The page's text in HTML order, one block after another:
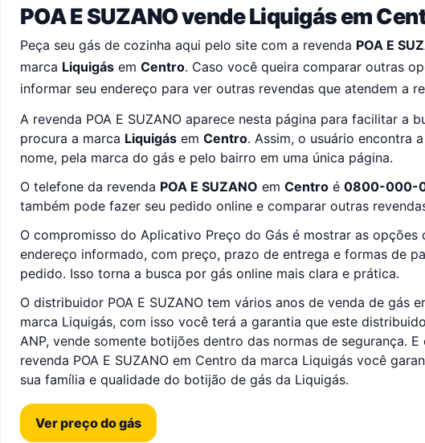
POA E SUZANO vende Liquigás em
Peça seu gás de cozinha aqui pelo site com a revenda POA E
marca Liquigás em Centro. Caso você queira comparar outras
informar seu endereço para ver outras revendas que atendem a
A revenda POA E SUZANO aparece nesta página para facilitar a
procura a marca Liquigás em Centro. Assim, o usuário encontra
nome, pela marca do gás e pelo bairro em uma única página.
O telefone da revenda POA E SUZANO em Centro é 0800-000-
também pode fazer seu pedido online e comparar outras
O compromisso do Aplicativo Preço do Gás é mostrar as opções
endereço informado, com preço, prazo de entrega e formas de
pedido. Isso torna a busca por gás online mais clara e prática.
O distribuidor POA E SUZANO tem vários anos de venda de gás
marca Liquigás, com isso você terá a garantia que este
ANP, vende somente botijões dentro das normas de segurança.
revenda POA E SUZANO em Centro da marca Liquigás você
sua família e qualidade do botijão de gás da Liquigás.
Ver preço do gás